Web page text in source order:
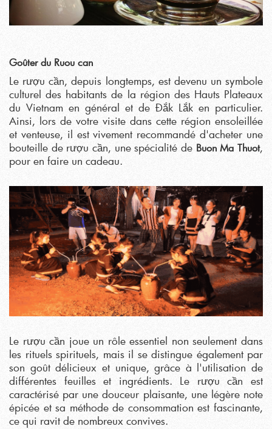
Goûter du Ruou can
Le rượu cần, depuis longtemps, est devenu un symbole
culturel des habitants de la région des Hauts Plateaux
du Vietnam en général et de Đắk Lắk en particulier.
Ainsi, lors de votre visite dans cette région ensoleillée
et venteuse, il est vivement recommandé d'acheter une
bouteille de rượu cần, une spécialité de Buon Ma Thuot,
pour en faire un cadeau.
Le rượu cần joue un rôle essentiel non seulement dans
les rituels spirituels, mais il se distingue également par
son goût délicieux et unique, grâce à l'utilisation de
différentes feuilles et ingrédients. Le rượu cần est
caractérisé par une douceur plaisante, une légère note
épicée et sa méthode de consommation est fascinante,
ce qui ravit de nombreux convives.